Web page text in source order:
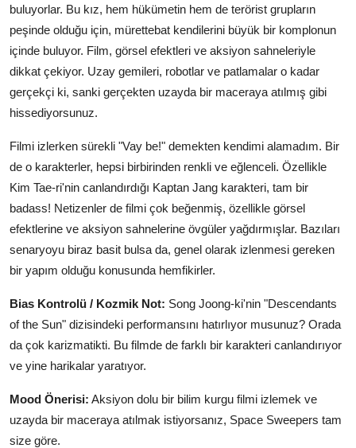
buluyorlar. Bu kız, hem hükümetin hem de terörist grupların
peşinde olduğu için, mürettebat kendilerini büyük bir komplonun
içinde buluyor. Film, görsel efektleri ve aksiyon sahneleriyle
dikkat çekiyor. Uzay gemileri, robotlar ve patlamalar o kadar
gerçekçi ki, sanki gerçekten uzayda bir maceraya atılmış gibi
hissediyorsunuz.
Filmi izlerken sürekli "Vay be!" demekten kendimi alamadım. Bir
de o karakterler, hepsi birbirinden renkli ve eğlenceli. Özellikle
Kim Tae-ri'nin canlandırdığı Kaptan Jang karakteri, tam bir
badass! Netizenler de filmi çok beğenmiş, özellikle görsel
efektlerine ve aksiyon sahnelerine övgüler yağdırmışlar. Bazıları
senaryoyu biraz basit bulsa da, genel olarak izlenmesi gereken
bir yapım olduğu konusunda hemfikirler.
Bias Kontrolü / Kozmik Not: Song Joong-ki'nin "Descendants
of the Sun" dizisindeki performansını hatırlıyor musunuz? Orada
da çok karizmatikti. Bu filmde de farklı bir karakteri canlandırıyor
ve yine harikalar yaratıyor.
Mood Önerisi: Aksiyon dolu bir bilim kurgu filmi izlemek ve
uzayda bir maceraya atılmak istiyorsanız, Space Sweepers tam
size göre.